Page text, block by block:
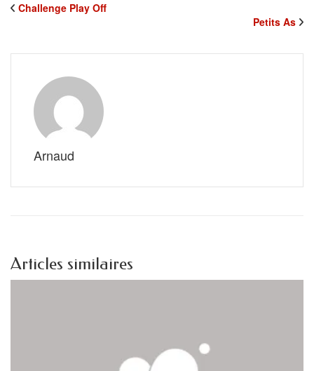
Challenge Play Off
Petits As
Arnaud
Articles similaires